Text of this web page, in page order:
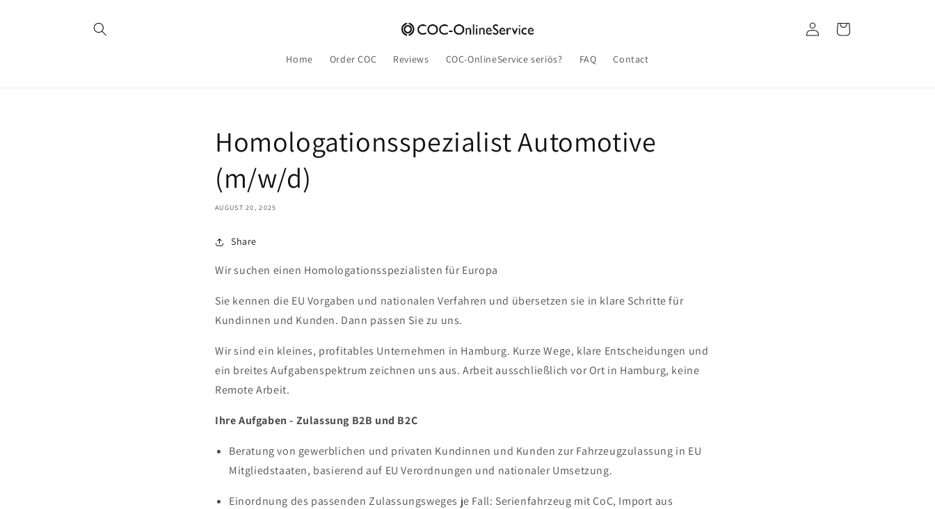
Home Order COC Reviews COC-OnlineService seriös? FAQ Contact
Log
in
Cart
Homologationsspezialist Automotive
(m/w/d)
AUGUST 20, 2025
Share
Wir suchen einen Homologationsspezialisten für Europa
Sie kennen die EU Vorgaben und nationalen Verfahren und übersetzen sie in klare Schritte für
Kundinnen und Kunden. Dann passen Sie zu uns.
Wir sind ein kleines, profitables Unternehmen in Hamburg. Kurze Wege, klare Entscheidungen und
ein breites Aufgabenspektrum zeichnen uns aus. Arbeit ausschließlich vor Ort in Hamburg, keine
Remote Arbeit.
Ihre Aufgaben - Zulassung B2B und B2C
Beratung von gewerblichen und privaten Kundinnen und Kunden zur Fahrzeugzulassung in EU
Mitgliedstaaten, basierend auf EU Verordnungen und nationaler Umsetzung.
Einordnung des passenden Zulassungsweges je Fall: Serienfahrzeug mit CoC, Import aus